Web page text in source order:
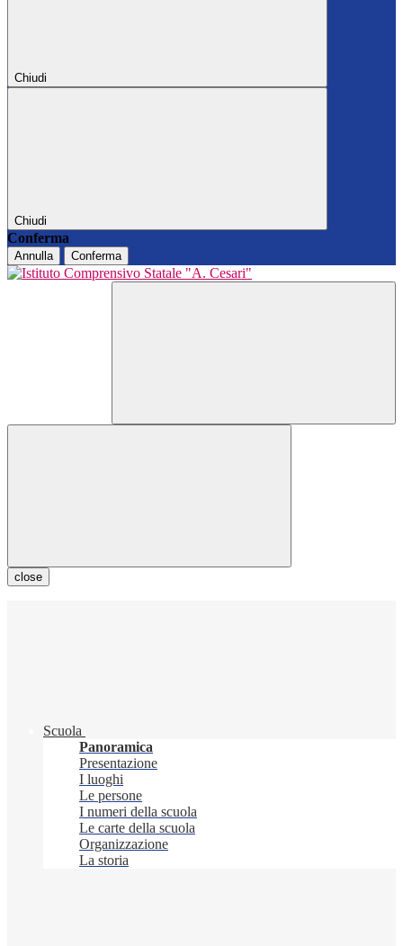
Chiudi
Chiudi
Conferma
Annulla Conferma
close
Scuola
Panoramica
Presentazione
I luoghi
Le persone
I numeri della scuola
Le carte della scuola
Organizzazione
La storia